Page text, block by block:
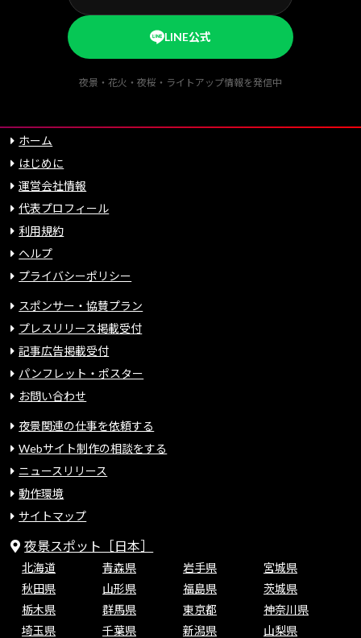
LINE公式
夜景・花火・夜桜・ライトアップ情報を発信中
ホーム
はじめに
運営会社情報
代表プロフィール
利用規約
ヘルプ
プライバシーポリシー
スポンサー・協賛プラン
プレスリリース掲載受付
記事広告掲載受付
パンフレット・ポスター
お問い合わせ
夜景関連の仕事を依頼する
Webサイト制作の相談をする
ニュースリリース
動作環境
サイトマップ
夜景スポット［日本］
北海道 青森県 岩手県
宮城県
秋田県
山形県 福島県
茨城県
栃木県
群馬県 東京都
神奈川県
埼玉県
千葉県 新潟県
山梨県